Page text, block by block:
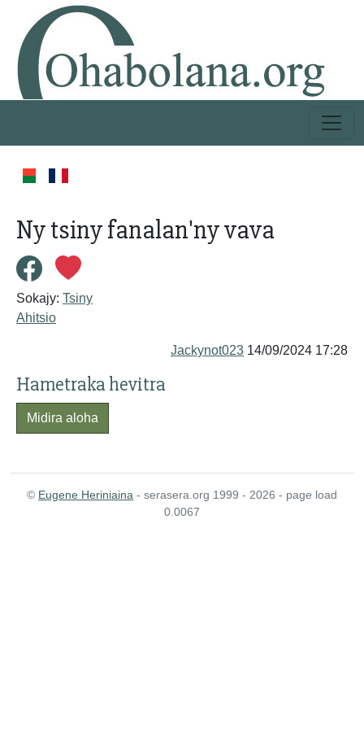
Ny tsiny fanalan'ny vava
Sokajy: Tsiny
Ahitsio
Jackynot023 14/09/2024 17:28
Hametraka hevitra
Midira aloha
© Eugene Heriniaina - serasera.org 1999 - 2026 - page load
0.0067